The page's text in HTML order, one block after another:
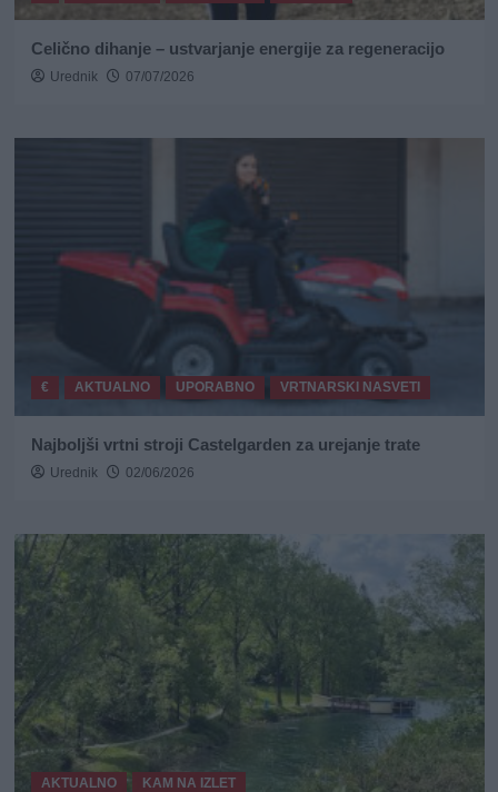
Celično dihanje – ustvarjanje energije za regeneracijo
Urednik 07/07/2026
€ AKTUALNO UPORABNO VRTNARSKI NASVETI
Najboljši vrtni stroji Castelgarden za urejanje trate
Urednik 02/06/2026
AKTUALNO KAM NA IZLET